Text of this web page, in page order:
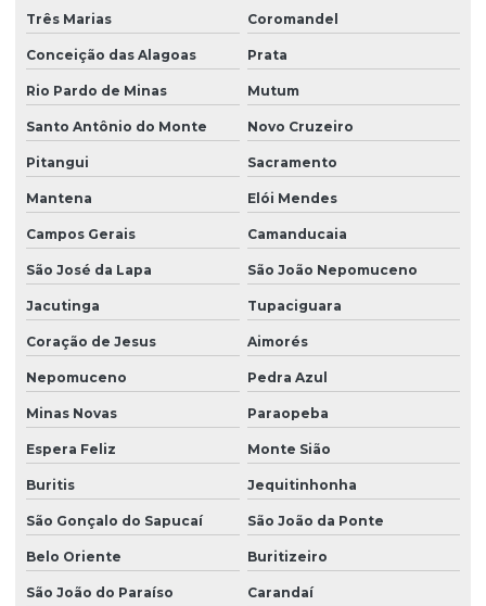
Três Marias Coromandel
Conceição das Alagoas Prata
Rio Pardo de Minas Mutum
Santo Antônio do Monte Novo Cruzeiro
Pitangui Sacramento
Mantena Elói Mendes
Campos Gerais Camanducaia
São José da Lapa São João Nepomuceno
Jacutinga Tupaciguara
Coração de Jesus Aimorés
Nepomuceno Pedra Azul
Minas Novas Paraopeba
Espera Feliz Monte Sião
Buritis Jequitinhonha
São Gonçalo do Sapucaí São João da Ponte
Belo Oriente Buritizeiro
São João do Paraíso Carandaí